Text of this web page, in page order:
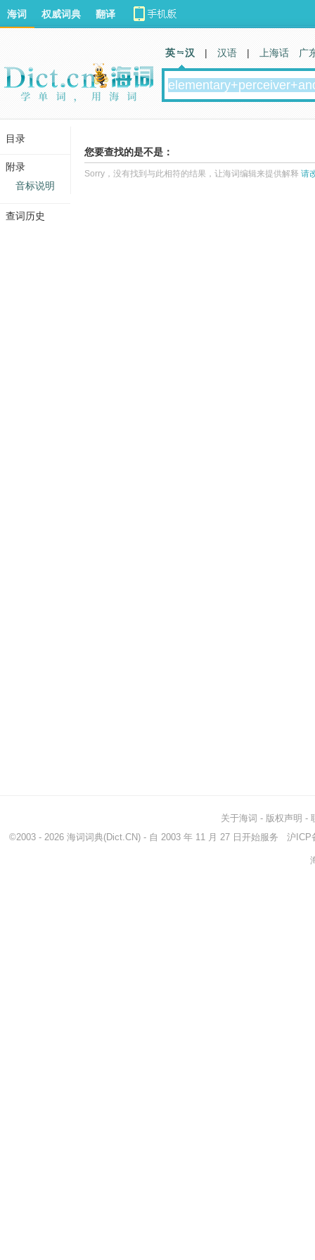
您要查找的是不是：
Sorry，没有找到与此相符的结果，让海词编辑来提供解释 请
海词 权威词典 翻译
英 汉 | 汉语 | 上海话 广
关于海词 - 版权声明 -
©2003 - 2026 海词词典(Dict.CN) - 自 2003 年 11 月 27 日开始服务 沪ICP
目录
附录
音标说明
查词历史